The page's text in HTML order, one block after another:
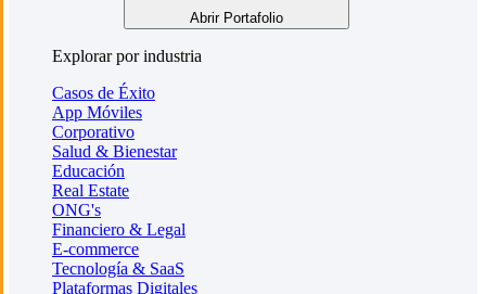
Abrir Portafolio
Explorar por industria
Casos de Éxito
App Móviles
Corporativo
Salud & Bienestar
Educación
Real Estate
ONG's
Financiero & Legal
E-commerce
Tecnología & SaaS
Plataformas Digitales